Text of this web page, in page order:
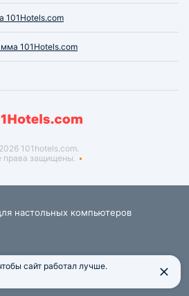
101Hotels.com
101Hotels.com
101hotels.com.
права защищены.
настольных компьютеров
данных
сайт работал лучше.